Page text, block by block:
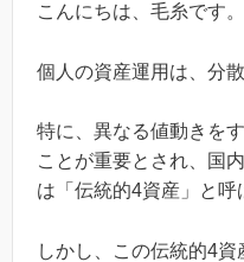
こんにちは、毛糸です。
個人の資産運用は、分
特に、異なる値動きを
ことが重要とされ、国
は「伝統的4資産」と呼
しかし、この伝統的4